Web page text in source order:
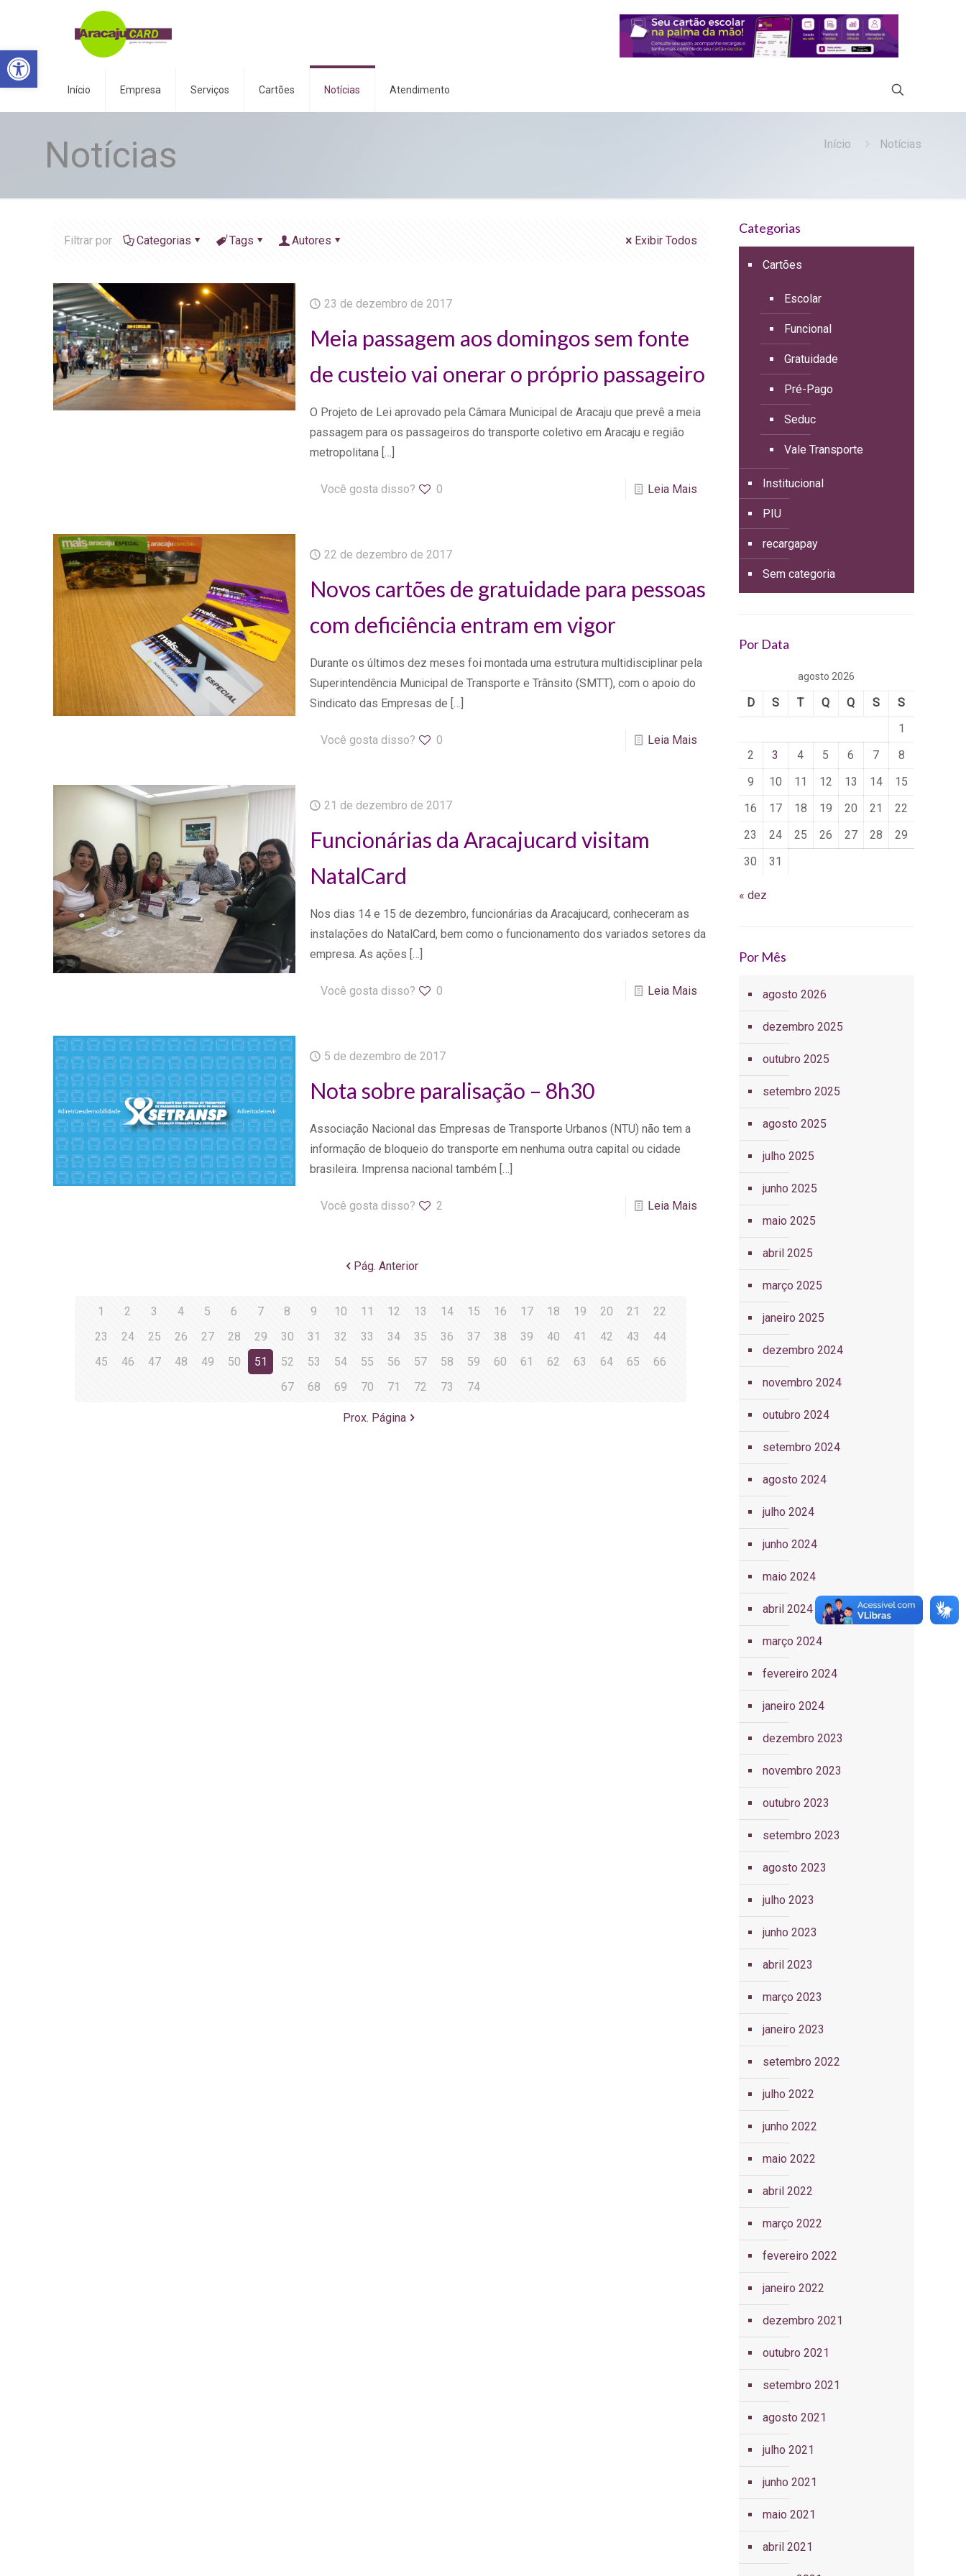
Abrir a barra de ferramentas
Início Empresa Serviços Cartões Notícias Atendimento
Notícias Início Notícias
Filtrar por Categorias Tags Autores Exibir Todos
23 de dezembro de 2017
Meia passagem aos domingos sem fonte
de custeio vai onerar o próprio passageiro
O Projeto de Lei aprovado pela Câmara Municipal de Aracaju que prevê a meia
passagem para os passageiros do transporte coletivo em Aracaju e região
metropolitana[…]
Você gosta disso? 0 Leia Mais
22 de dezembro de 2017
Novos cartões de gratuidade para pessoas
com deficiência entram em vigor
Durante os últimos dez meses foi montada uma estrutura multidisciplinar pela
Superintendência Municipal de Transporte e Trânsito (SMTT), com o apoio do
Sindicato das Empresas de […]
Você gosta disso? 0 Leia Mais
21 de dezembro de 2017
Funcionárias da Aracajucard visitam
NatalCard
Nos dias 14 e 15 de dezembro, funcionárias da Aracajucard, conheceram as
instalações do NatalCard, bem como o funcionamento dos variados setores da
empresa. As ações […]
Você gosta disso? 0 Leia Mais
5 de dezembro de 2017
Nota sobre paralisação – 8h30
Associação Nacional das Empresas de Transporte Urbanos (NTU) não tem a
informação de bloqueio do transporte em nenhuma outra capital ou cidade
brasileira. Imprensa nacional também […]
Você gosta disso? 2 Leia Mais
Pág. Anterior
1 2 3 4 5 6 7 8 9 10 11 12 13 14 15 16 17 18 19 20 21
22
23
24 25 26 27 28 29 30 31 32 33 34 35 36 37 38 39 40 41 42 43
44
45
46 47 48 49 50 51 52 53 54 55 56 57 58 59 60 61 62 63 64 65
66
67
68 69 70 71 72 73 74
Prox. Página
Categorias
Cartões
Escolar
Funcional
Gratuidade
Pré-Pago
Seduc
Vale Transporte
Institucional
PIU
recargapay
Sem categoria
Por Data
agosto 2026
D S T Q Q S
S
1
2
3 4 5 6 7
8
9
10 11 12 13 14
15
16
17 18 19 20 21
22
23
24 25 26 27 28
29
30
31
« dez
Por Mês
agosto 2026
dezembro 2025
outubro 2025
setembro 2025
agosto 2025
julho 2025
junho 2025
maio 2025
abril 2025
março 2025
janeiro 2025
dezembro 2024
novembro 2024
outubro 2024
setembro 2024
agosto 2024
julho 2024
junho 2024
maio 2024
abril 2024
março 2024
fevereiro 2024
janeiro 2024
dezembro 2023
novembro 2023
outubro 2023
setembro 2023
agosto 2023
julho 2023
junho 2023
abril 2023
março 2023
janeiro 2023
setembro 2022
julho 2022
junho 2022
maio 2022
abril 2022
março 2022
fevereiro 2022
janeiro 2022
dezembro 2021
outubro 2021
setembro 2021
agosto 2021
julho 2021
junho 2021
maio 2021
abril 2021